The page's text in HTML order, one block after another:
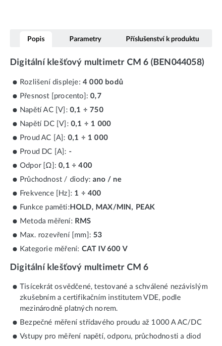
Popis Parametry Příslušenství k produktu
Digitální klešťový multimetr CM 6 (BEN044058)
Rozlišení displeje: 4 000 bodů
Přesnost [procento]:0,7
Napětí AC [V]: 0,1 ÷ 750
Napětí DC [V]: 0,1 ÷ 1 000
Proud AC [A]: 0,1 ÷ 1 000
Proud DC [A]: -
Odpor [Ω]:0,1 ÷ 400
Průchodnost / diody:ano / ne
Frekvence [Hz]: 1 ÷ 400
Funkce paměti: HOLD, MAX/MIN, PEAK
Metoda měření: RMS
Max. rozevření [mm]:53
Kategorie měření: CAT IV 600 V
Digitální klešťový multimetr CM 6
Tisícekrát osvědčené, testované a schválené nezávislým
zkušebním a certifikačním institutem VDE, podle
mezinárodně platných norem.
Bezpečné měření střídavého proudu až 1000 A AC/DC
Vstupy pro měření napětí, odporu, průchodnosti a diod